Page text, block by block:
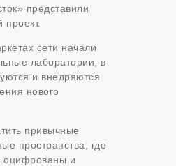
представили
сети начали
лаборатории, в
и внедряются
нового
привычные
пространства, где
оцифрованы и